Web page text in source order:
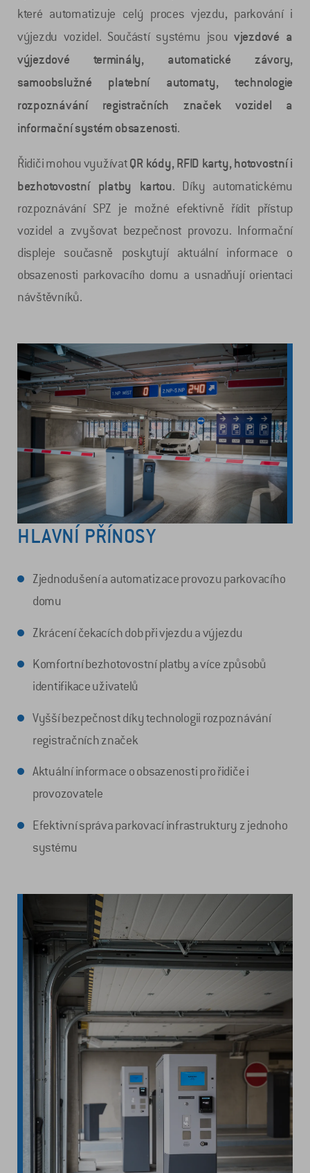
které automatizuje celý proces vjezdu, parkování i
výjezdu vozidel. Součástí systému jsou vjezdové a
výjezdové terminály, automatické závory,
samoobslužné platební automaty, technologie
rozpoznávání registračních značek vozidel a
informační systém obsazenosti.
Řidiči mohou využívatQR kódy, RFID karty, hotovostní i
bezhotovostní platby kartou. Díky automatickému
rozpoznávání SPZ je možné efektivně řídit přístup
vozidel a zvyšovat bezpečnost provozu. Informační
displeje současně poskytují aktuální informace o
obsazenosti parkovacího domu a usnadňují orientaci
návštěvníků.
HLAVNÍ PŘÍNOSY
Zjednodušení a automatizace provozu parkovacího
domu
Zkrácení čekacích dob při vjezdu a výjezdu
Komfortní bezhotovostní platby a více způsobů
identifikace uživatelů
Vyšší bezpečnost díky technologii rozpoznávání
registračních značek
Aktuální informace o obsazenosti pro řidiče i
provozovatele
Efektivní správa parkovací infrastruktury z jednoho
systému